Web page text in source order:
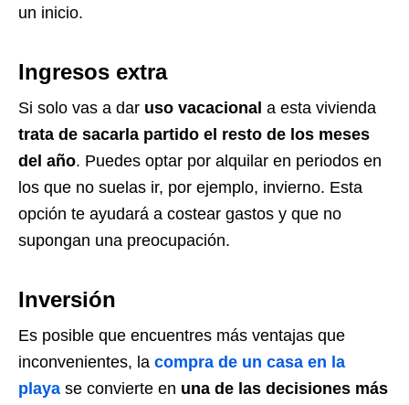
un inicio.
Ingresos extra
Si solo vas a dar uso vacacional a esta vivienda
trata de sacarla partido el resto de los meses
del año. Puedes optar por alquilar en periodos en
los que no suelas ir, por ejemplo, invierno. Esta
opción te ayudará a costear gastos y que no
supongan una preocupación.
Inversión
Es posible que encuentres más ventajas que
inconvenientes, la compra de un casa en la
playa se convierte en una de las decisiones más